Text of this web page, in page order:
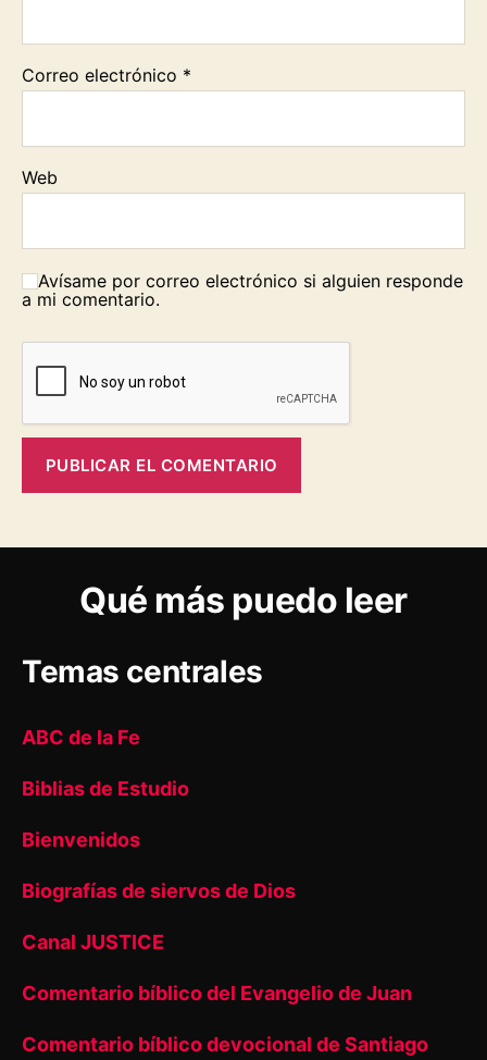
Correo electrónico *
Web
Avísame por correo electrónico si alguien responde
a mi comentario.
Qué más puedo leer
Temas centrales
ABC de la Fe
Biblias de Estudio
Bienvenidos
Biografías de siervos de Dios
Canal JUSTICE
Comentario bíblico del Evangelio de Juan
Comentario bíblico devocional de Santiago